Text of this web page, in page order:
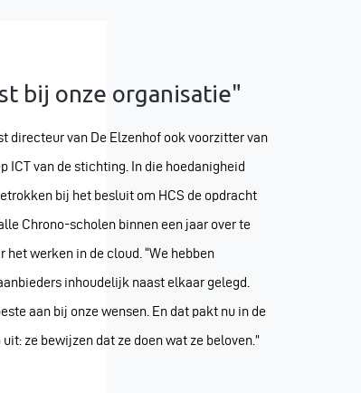
bij onze organisatie"
directeur van De Elzenhof ook voorzitter van
ICT van de stichting. In die hoedanigheid
bij het besluit om HCS de opdracht
Chrono-scholen binnen een jaar over te
het werken in de cloud. “We hebben
inhoudelijk naast elkaar gelegd.
aan bij onze wensen. En dat pakt nu in de
ze bewijzen dat ze doen wat ze beloven.”